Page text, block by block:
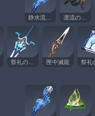
静水流転の輝き 凛流の監視者
祭礼の大剣 匣中滅龍